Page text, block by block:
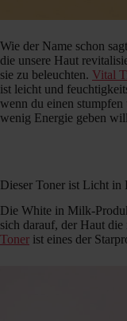
Wie der Name schon
die unsere Haut
sie zu beleuchten. Vital
ist leicht und
wenn du einen
wenig Energie geben
Dieser Toner ist Licht in
Die White in Milk-
sich darauf, der Haut
Toner ist eines der